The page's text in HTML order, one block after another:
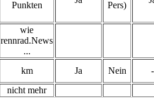
Punkten
Pers)
wie
rennrad.News
...
km Ja Nein -
nicht mehr